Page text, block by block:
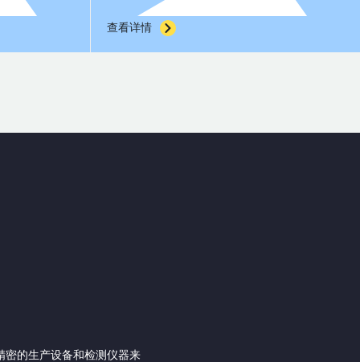
查看详情
密的生产设备和检测仪器来